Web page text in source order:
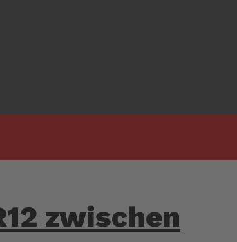
zwischen